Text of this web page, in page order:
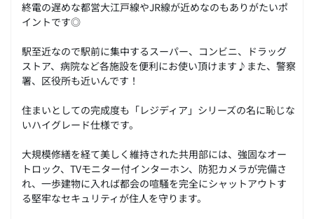
終電の遅めな都営大江戸線やJR線が近めなのもありがたいポ
イントです◎
駅至近なので駅前に集中するスーパー、コンビニ、ドラッグ
ストア、病院など各施設を便利にお使い頂けます♪また、警察
署、区役所も近いんです！
住まいとしての完成度も「レジディア」シリーズの名に恥じな
いハイグレード仕様です。
大規模修繕を経て美しく維持された共用部には、強固なオー
トロック、TVモニター付インターホン、防犯カメラが完備さ
れ、一歩建物に入れば都会の喧騒を完全にシャットアウトす
る堅牢なセキュリティが住人を守ります。